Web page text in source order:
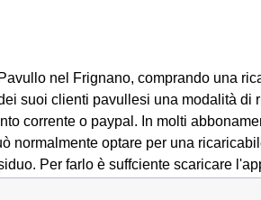
nel Frignano, comprando una
suoi clienti pavullesi una modalità di
corrente o paypal. In molti
normalmente optare per una
Per farlo è suffciente scaricare